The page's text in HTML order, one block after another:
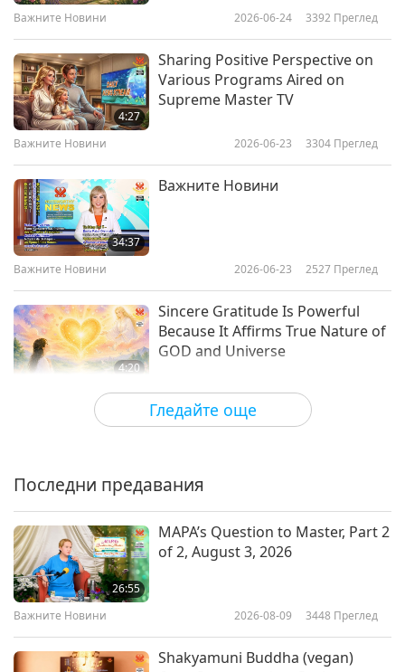
Гледайте още
Важните Новини 2026-06-24 3392 Преглед
4:27
Sharing Positive Perspective on
Various Programs Aired on
Supreme Master TV
Важните Новини 2026-06-23 3304 Преглед
34:37
Важните Новини
Важните Новини 2026-06-23 2527 Преглед
4:20
Sincere Gratitude Is Powerful
Because It Affirms True Nature of
GOD and Universe
Важните Новини 2026-06-22 3656
10:23
Важните Новини
Последни предавания
26:55
MAPA’s Question to Master, Part 2
of 2, August 3, 2026
Важните Новини 2026-08-09 3448 Преглед
Shakyamuni Buddha (vegan)